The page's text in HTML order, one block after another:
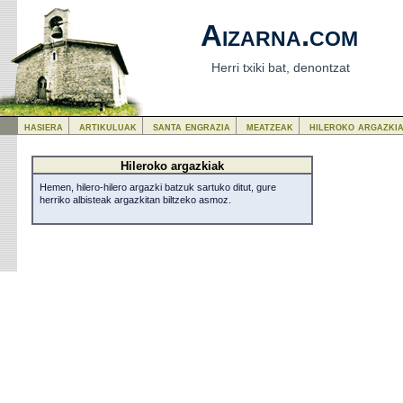
Aizarna.com
Herri txiki bat, denontzat
Hileroko argazkiak
Hemen, hilero-hilero argazki batzuk sartuko ditut, gure
herriko albisteak argazkitan biltzeko asmoz.
hasiera artikuluak santa engrazia meatzeak hileroko